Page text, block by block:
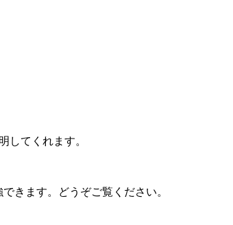
してくれます。
きます。どうぞご覧ください。